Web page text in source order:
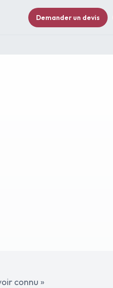
Demander un devis
connu »